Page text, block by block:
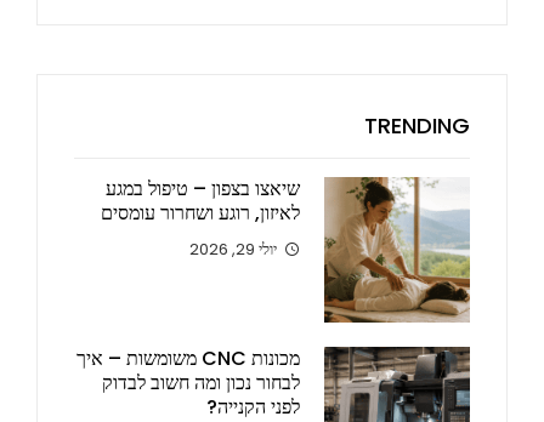
TRENDING
שיאצו בצפון – טיפול במגע
לאיזון, רוגע ושחרור עומסים
יולי 29, 2026
מכונות CNC משומשות – איך
לבחור נכון ומה חשוב לבדוק
לפני הקנייה?